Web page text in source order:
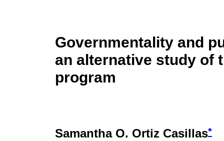
Governmentality and
an alternative study of
program
Samantha O. Ortiz Casillas*